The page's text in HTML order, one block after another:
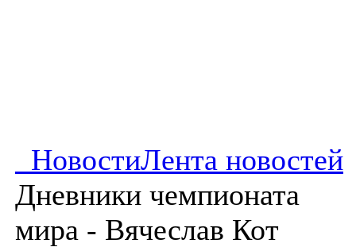
НовостиЛента новостей
Дневники чемпионата
мира - Вячеслав Кот